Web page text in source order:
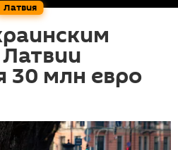
Латвия
30 млн евро